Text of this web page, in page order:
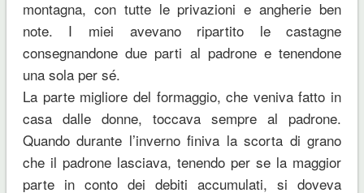
montagna, con tutte le privazioni e angherie ben
note. I miei avevano ripartito le castagne
consegnandone due parti al padrone e tenendone
una sola per sé.
La parte migliore del formaggio, che veniva fatto in
casa dalle donne, toccava sempre al padrone.
Quando durante l’inverno finiva la scorta di grano
che il padrone lasciava, tenendo per se la maggior
parte in conto dei debiti accumulati, si doveva